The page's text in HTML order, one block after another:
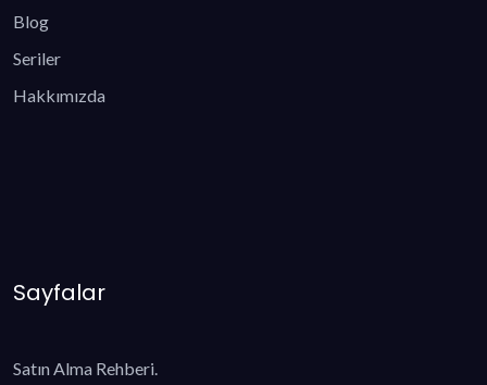
Blog
Seriler
Hakkımızda
Sayfalar
Satın Alma Rehberi.